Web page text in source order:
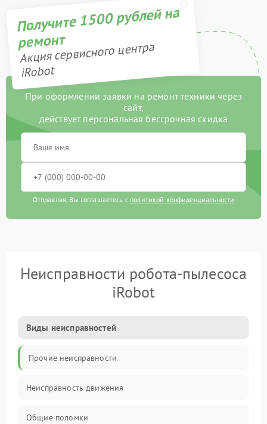
Получите 1500 рублей на
ремонт
Акция сервисного центра
iRobot
При оформлении заявки на ремонт техники через
сайт,
действует персональная бессрочная скидка
Отправляя, Вы соглашаетесь с политикой конфиденциальности
Неисправности робота-пылесоса
iRobot
Виды неисправностей
Прочие неисправности
Неисправность движения
Общие поломки